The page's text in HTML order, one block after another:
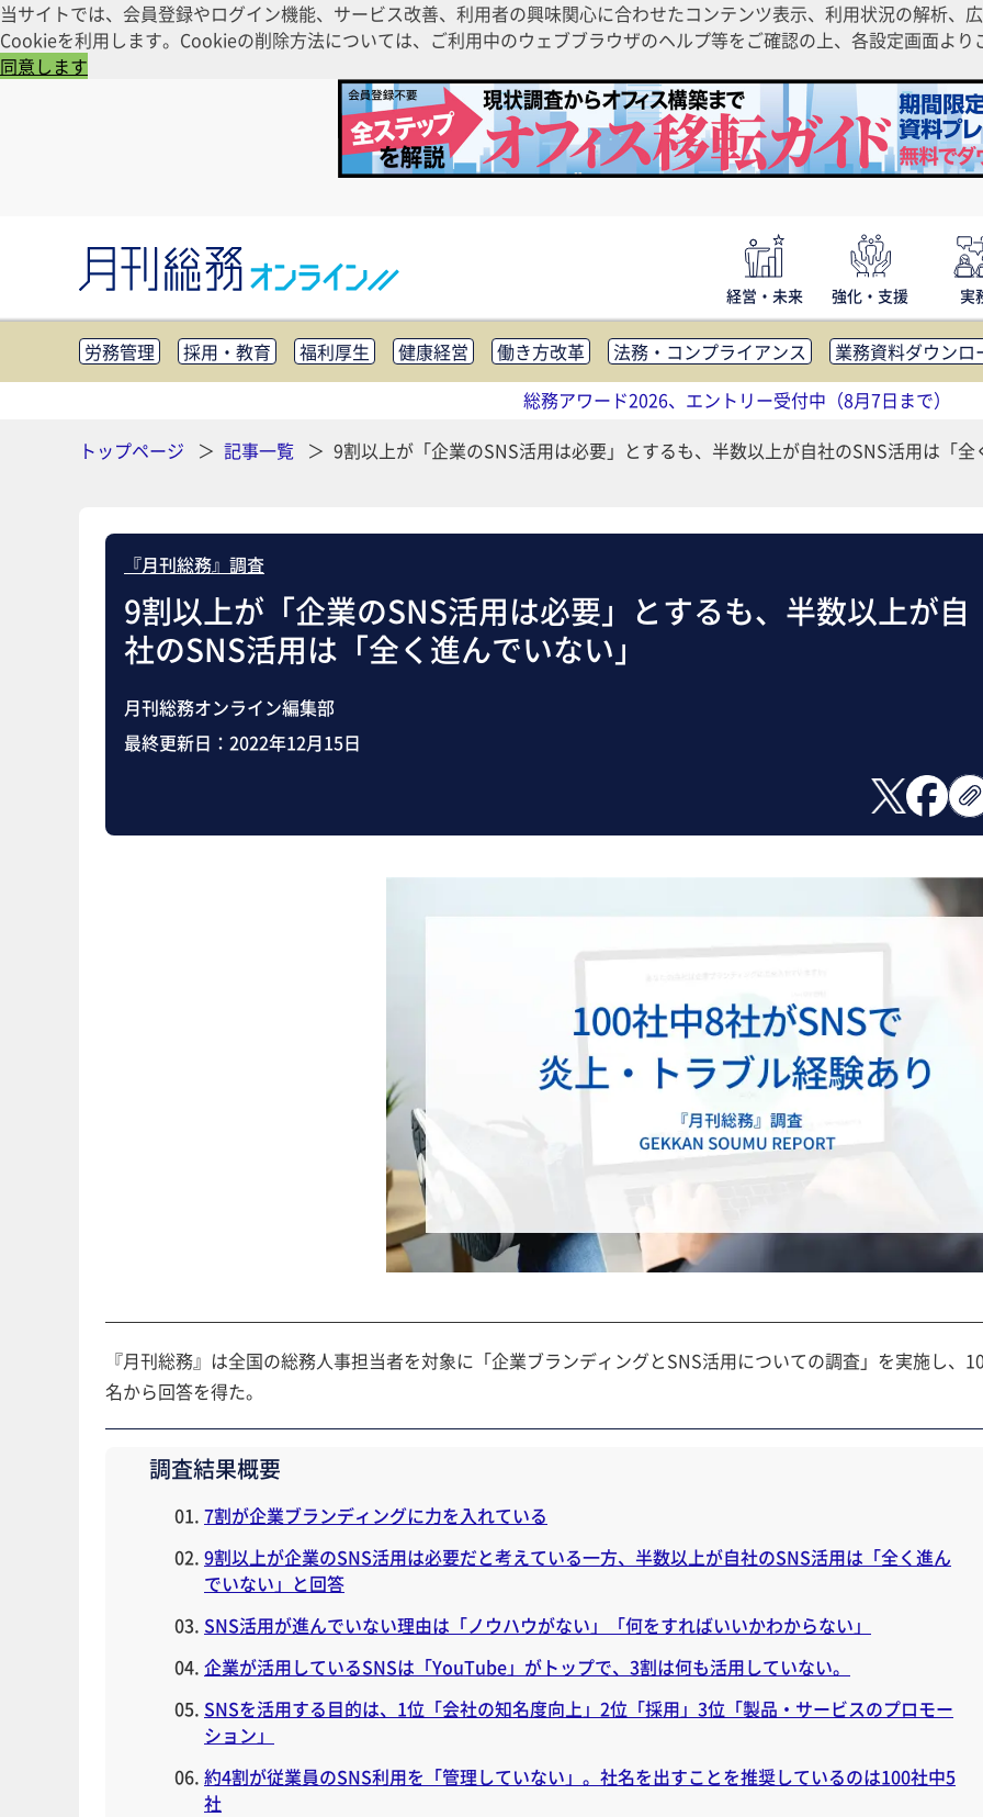
当サイトでは、会員登録やログイン機能、サービス改善、利用者の興味関心に合わせたコンテンツ表示、利用状況の解析、
Cookieを利用します。Cookieの削除方法については、ご利用中のウェブブラウザのヘルプ等をご確認の上、各設定画面よ
同意します
経営・未来 強化・支援 実
労務管理 採用・教育 福利厚生 健康経営 働き方改革 法務・コンプライアンス
業務資料ダウンロ
知財管理
リスクマネジメント・BCP 社外・社内広報 社外・社内コミュニケーション活性化
FM・オフ
助成金・補助金・コスト削減 アウトソーシング・BPO
調査・レ
総務アワード2026、エントリー受付中（8月7日まで）
トップページ
記事一覧 9割以上が「企業のSNS活用は必要」とするも、半数以上が自社のSNS活用は「
『月刊総務』調査
9割以上が「企業のSNS活用は必要」とするも、半数以上が自
社のSNS活用は「全く進んでいない」
月刊総務オンライン編集部
最終更新日： 2022年12月15日
『月刊総務』は全国の総務人事担当者を対象に「企業ブランディングとSNS活用についての調査」を実施し、
名から回答を得た。
調査結果概要
7割が企業ブランディングに力を入れている
9割以上が企業のSNS活用は必要だと考えている一方、半数以上が自社のSNS活用は「全く進ん
でいない」と回答
SNS活用が進んでいない理由は「ノウハウがない」「何をすればいいかわからない」
企業が活用しているSNSは「YouTube」がトップで、3割は何も活用していない。
SNSを活用する目的は、1位「会社の知名度向上」2位「採用」3位「製品・サービスのプロモー
ション」
約4割が従業員のSNS利用を「管理していない」。社名を出すことを推奨しているのは100社中5
社